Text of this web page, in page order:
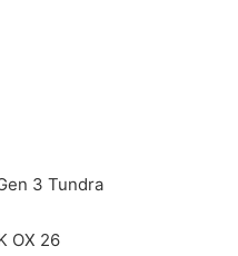
3 Tundra
OX 26